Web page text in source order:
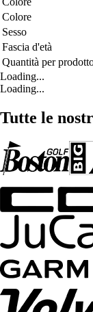
Colore
Sesso
Fascia d'età
Quantità per
Loading...
Loading...
Tutte le